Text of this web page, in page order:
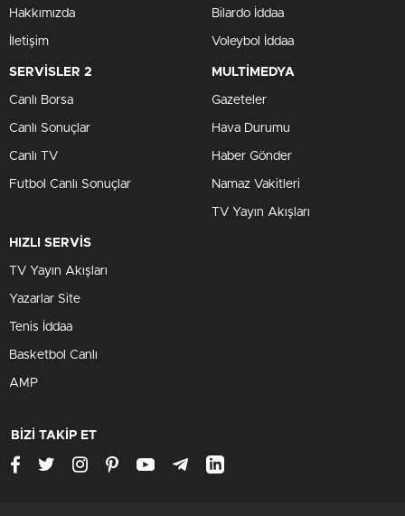
Hakkımızda
İletişim
Bilardo İddaa
Voleybol İddaa
SERVİSLER 2
Canlı Borsa
Canlı Sonuçlar
Canlı TV
Futbol Canlı Sonuçlar
MULTİMEDYA
Gazeteler
Hava Durumu
Haber Gönder
Namaz Vakitleri
TV Yayın Akışları
HIZLI SERVİS
TV Yayın Akışları
Yazarlar Site
Tenis İddaa
Basketbol Canlı
AMP
BİZİ TAKİP ET